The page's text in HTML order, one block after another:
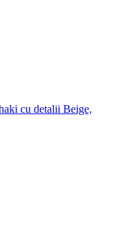
cu detalii Beige,